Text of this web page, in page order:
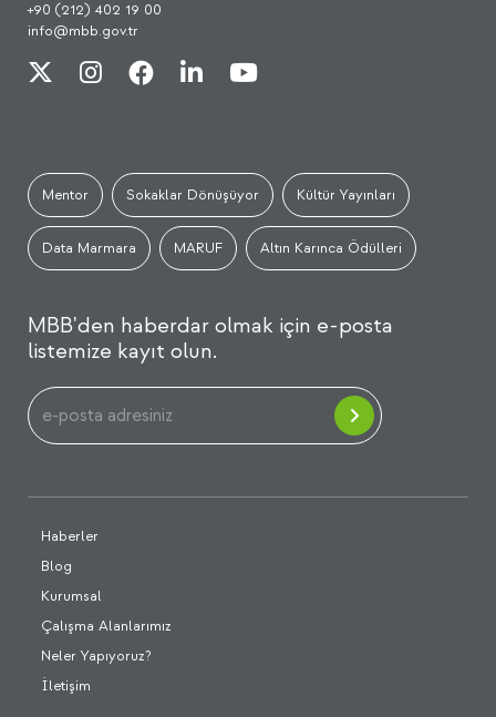
+90 (212) 402 19 00
info@mbb.gov.tr
Mentor Sokaklar Dönüşüyor Kültür Yayınları
Data Marmara MARUF Altın Karınca Ödülleri
MBB'den haberdar olmak için e-posta
listemize kayıt olun.
Haberler
Blog
Kurumsal
Çalışma Alanlarımız
Neler Yapıyoruz?
İletişim